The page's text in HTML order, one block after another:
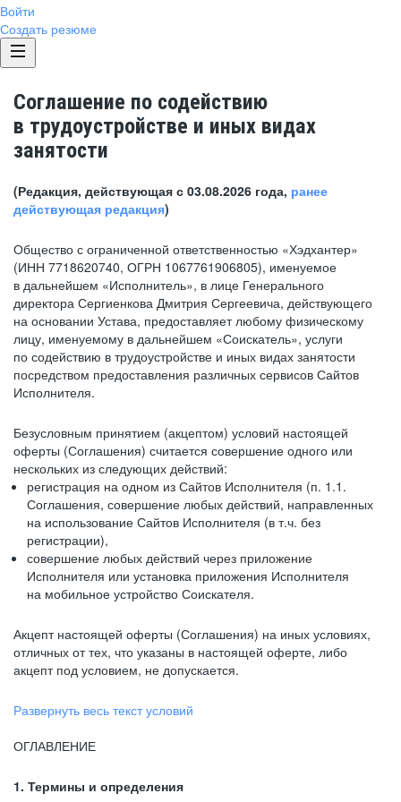
Войти
Создать резюме
Соглашение по содействию
в трудоустройстве и иных видах
занятости
(Редакция, действующая с 03.08.2026 года, ранее
действующая редакция)
Общество с ограниченной ответственностью «Хэдхантер»
(ИНН 7718620740, ОГРН 1067761906805), именуемое
в дальнейшем «Исполнитель», в лице Генерального
директора Сергиенкова Дмитрия Сергеевича, действующего
на основании Устава, предоставляет любому физическому
лицу, именуемому в дальнейшем «Соискатель», услуги
по содействию в трудоустройстве и иных видах занятости
посредством предоставления различных сервисов Сайтов
Исполнителя.
Безусловным принятием (акцептом) условий настоящей
оферты (Соглашения) считается совершение одного или
нескольких из следующих действий:
регистрация на одном из Сайтов Исполнителя (п. 1.1.
Соглашения, совершение любых действий, направленных
на использование Сайтов Исполнителя (в т.ч. без
регистрации),
совершение любых действий через приложение
Исполнителя или установка приложения Исполнителя
на мобильное устройство Соискателя.
Акцепт настоящей оферты (Соглашения) на иных условиях,
отличных от тех, что указаны в настоящей оферте, либо
акцепт под условием, не допускается.
Развернуть весь текст условий
ОГЛАВЛЕНИЕ
1. Термины и определения